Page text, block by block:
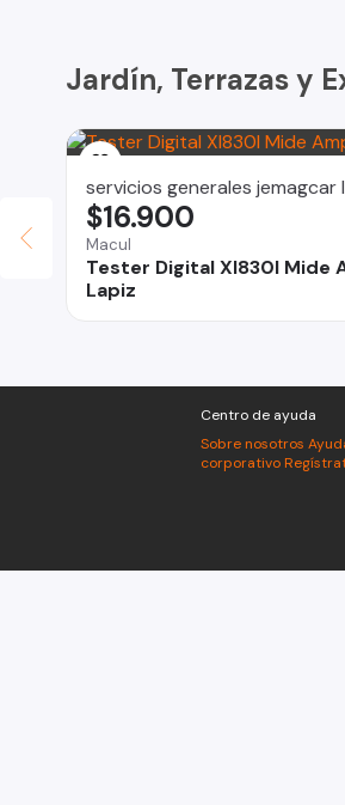
Jardín, Terrazas y
servicios generales jemagcar
Macul
Tester Digital Xl830l Mide
Lapiz
$16.900
Centro de ayuda
Sobre nosotros
corporativo